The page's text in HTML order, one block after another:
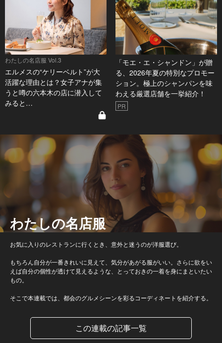
わたしの名店服 Vol.3
エルメスの“ケリーベルト”が大
活躍な理由とは？女子アナが集
うと噂の六本木の店に潜入して
みると…
「モエ・エ・シャンドン」が贈
る、2026年夏の特別なプロモー
ション。極上のシャンパンを味
わえる厳選店舗を一挙紹介！
PR
わたしの名店服
お気に入りのレストランに行くとき、意外と迷うのが洋服選び。
もちろん自分が一番きれいに見えて、気分があがる服がいい。さらに欲をい
えば自分の個性が透けて見えるような、とっておきの一着を身にまといたい
もの。
そこで本連載では、都会のグルメシーンを彩るコーディネートを紹介する。
この連載の記事一覧